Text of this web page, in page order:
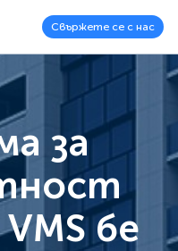
Свържете се с нас
за
бе